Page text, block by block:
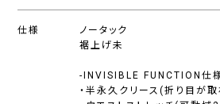
仕様
ノータック
裾上げ未
-INVISIBLE FUNCTION仕
・半永久クリース(折り目が取